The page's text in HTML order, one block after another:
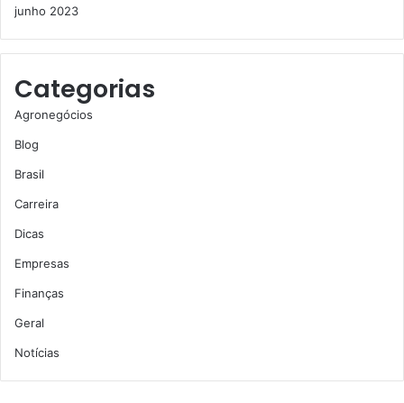
junho 2023
Categorias
Agronegócios
Blog
Brasil
Carreira
Dicas
Empresas
Finanças
Geral
Notícias